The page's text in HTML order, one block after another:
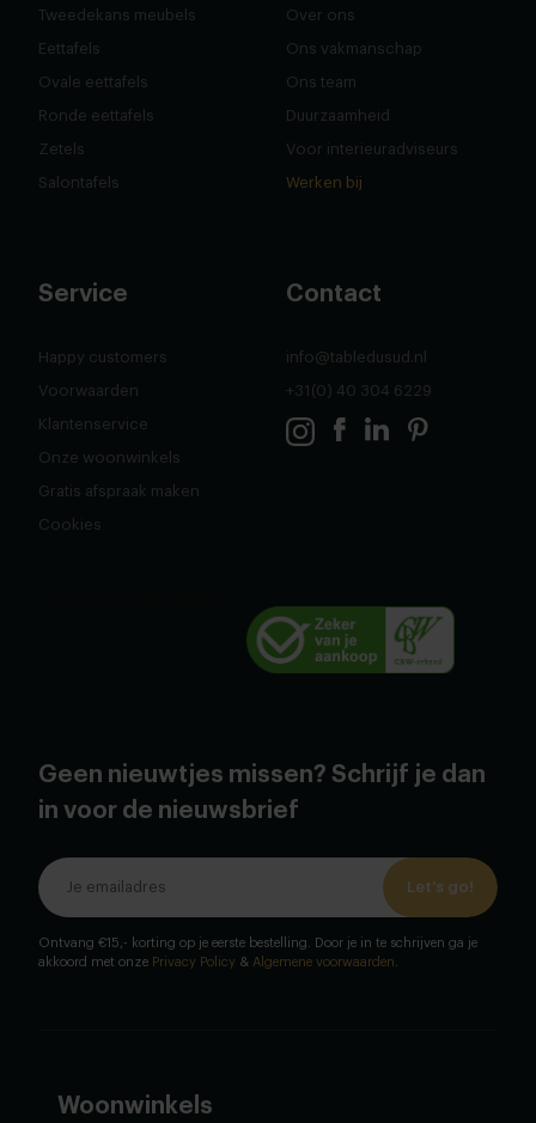
Tweedekans meubels
Eettafels
Ovale eettafels
Ronde eettafels
Zetels
Salontafels
Over ons
Ons vakmanschap
Ons team
Duurzaamheid
Voor interieuradviseurs
Werken bij
Service
Happy customers
Voorwaarden
Klantenservice
Onze woonwinkels
Gratis afspraak maken
Cookies
Contact
info@tabledusud.nl
+31(0) 40 304 6229
Geen nieuwtjes missen? Schrijf je dan
in voor de nieuwsbrief
Let's go!
Ontvang €15,- korting op je eerste bestelling. Door je in te schrijven ga je
akkoord met onze Privacy Policy & Algemene voorwaarden.
Woonwinkels